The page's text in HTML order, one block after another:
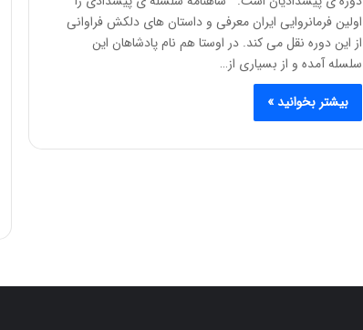
اولین فرمانروایی ایران معرفی و داستان های دلکش فراوانی
از این دوره نقل می کند. در اوستا هم نام پادشاهان این
سلسله آمده و از بسیاری از…
بیشتر بخوانید »